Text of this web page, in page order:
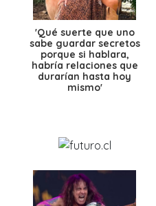
'Qué suerte que uno
sabe guardar secretos
porque si hablara,
habría relaciones que
durarían hasta hoy
mismo'